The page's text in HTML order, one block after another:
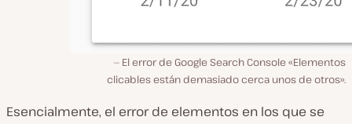
El error de Google Search Console «Elementos
clicables están demasiado cerca unos de otros».
Esencialmente, el error de elementos en los que se